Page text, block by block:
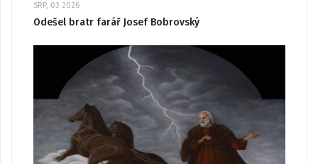
SRP, 03 2026
Odešel bratr farář Josef Bobrovský